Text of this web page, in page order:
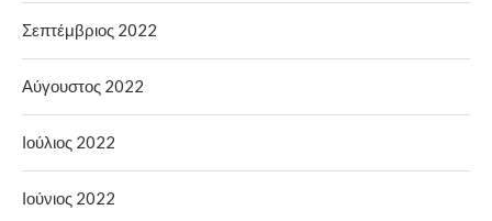
Σεπτέμβριος 2022
Αύγουστος 2022
Ιούλιος 2022
Ιούνιος 2022